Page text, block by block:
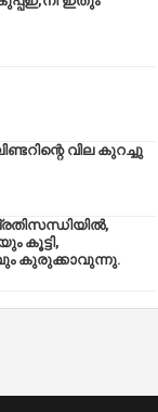
വില കുറച്ചു
കൂട്ടി,
കുരുക്കാവുന്നു.